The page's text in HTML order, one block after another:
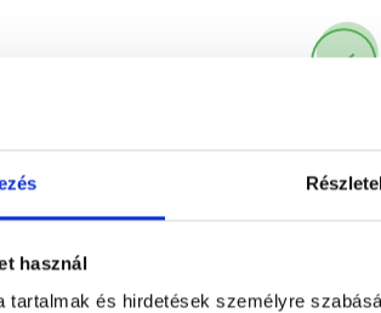
használ
tartalmak és hirdetések személyre